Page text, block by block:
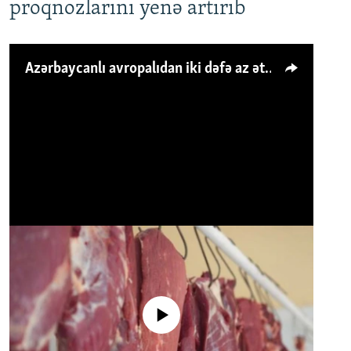
proqnozlarını yenə artırıb
Azərbaycanlı avropalıdan iki dəfə az ət yeyir, amma... 'Qiymət artımı qaçılmazdır'
No media source currently available